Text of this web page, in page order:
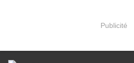
Publicité